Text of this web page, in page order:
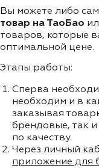
Вы можете либо
товар на ТаоБао
товаров, которые
оптимальной цене.
Этапы работы:
Сперва
необходим и в
заказывая
брендовые, так
по качеству.
Через личный
приложение для